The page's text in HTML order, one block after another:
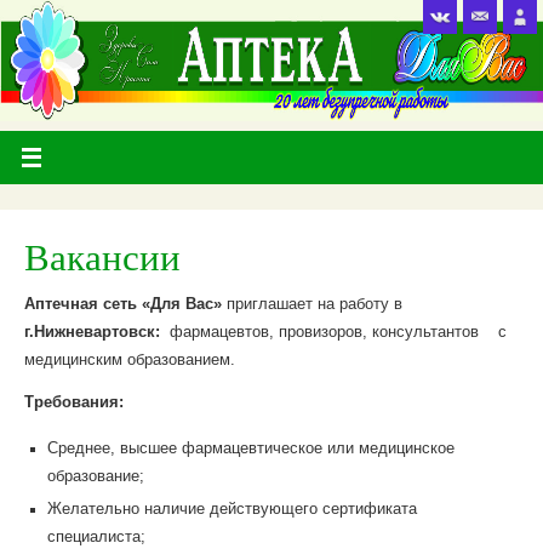
Вакансии
Аптечная сеть «Для Вас»приглашает на работу в
г.Нижневартовск: фармацевтов, провизоров, консультантов с
медицинским образованием.
Требования:
Среднее, высшее фармацевтическое или медицинское
образование;
Желательно наличие действующего сертификата
специалиста;